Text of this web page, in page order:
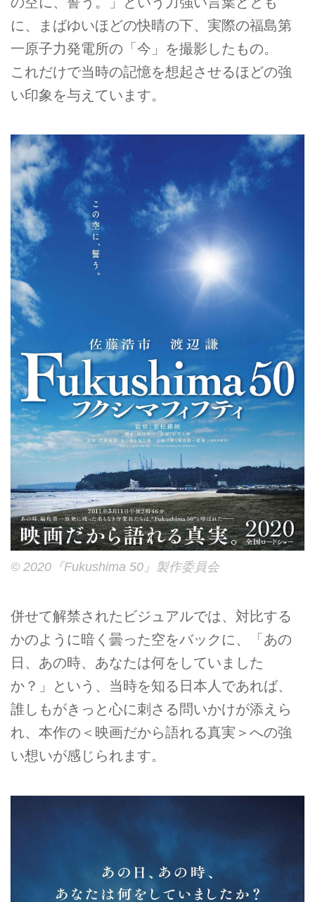
に、まばゆいほどの快晴の下、実際の福島第
一原子力発電所の「今」を撮影したもの。
これだけで当時の記憶を想起させるほどの強
い印象を与えています。
© 2020『Fukushima 50』製作委員会
併せて解禁されたビジュアルでは、対比する
かのように暗く曇った空をバックに、「あの
日、あの時、あなたは何をしていました
か？」という、当時を知る日本人であれば、
誰しもがきっと心に刺さる問いかけが添えら
れ、本作の＜映画だから語れる真実＞への強
い想いが感じられます。